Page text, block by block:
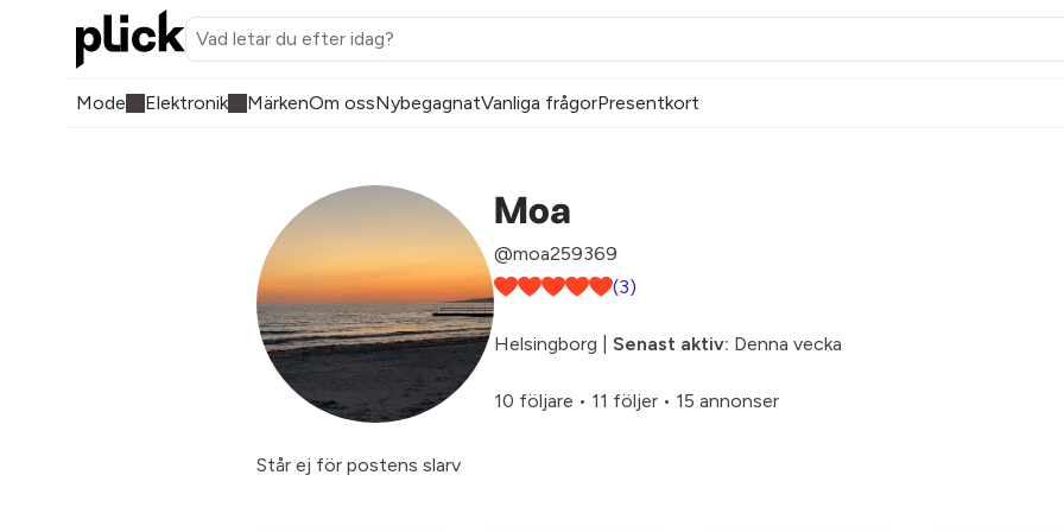
Mode Elektronik MärkenOm ossNybegagnatVanliga frågorPresentkort
Moa
@moa259369
(3)
Helsingborg | Senast aktiv: Denna vecka
10 följare • 11 följer • 15 annonser
Står ej för postens slarv